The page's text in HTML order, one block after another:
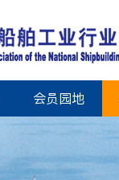
会员园地